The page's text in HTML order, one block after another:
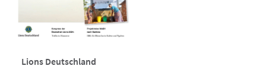
Lions Deutschland